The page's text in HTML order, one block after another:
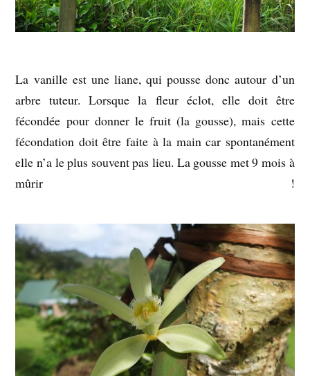
La vanille est une liane, qui pousse donc autour d’un
arbre tuteur. Lorsque la fleur éclot, elle doit être
fécondée pour donner le fruit (la gousse), mais cette
fécondation doit être faite à la main car spontanément
elle n’a le plus souvent pas lieu. La gousse met 9 mois à
mûrir !